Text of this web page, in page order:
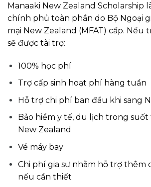
Manaaki New Zealand Scholarship
chính phủ toàn phần do Bộ Ngoại
mại New Zealand (MFAT) cấp.
sẽ được tài trợ:
100% học phí
Trợ cấp sinh hoạt phí hàng tuần
Hỗ trợ chi phí ban đầu khi sang
Bảo hiểm y tế, du lịch trong
New Zealand
Vé máy bay
Chi phí gia sư nhằm hỗ trợ thêm
nếu cần thiết